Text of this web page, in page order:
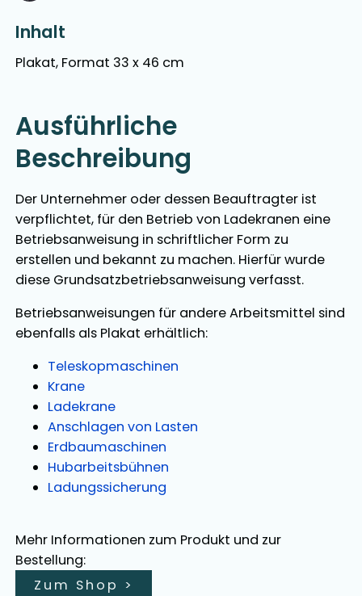
Inhalt
Plakat, Format 33 x 46 cm
Ausführliche
Beschreibung
Der Unternehmer oder dessen Beauftragter ist
verpflichtet, für den Betrieb von Ladekranen eine
Betriebsanweisung in schriftlicher Form zu
erstellen und bekannt zu machen. Hierfür wurde
diese Grundsatzbetriebsanweisung verfasst.
Betriebsanweisungen für andere Arbeitsmittel sind
ebenfalls als Plakat erhältlich:
Teleskopmaschinen
Krane
Ladekrane
Anschlagen von Lasten
Erdbaumaschinen
Hubarbeitsbühnen
Ladungssicherung
Mehr Informationen zum Produkt und zur
Bestellung:
Zum Shop >